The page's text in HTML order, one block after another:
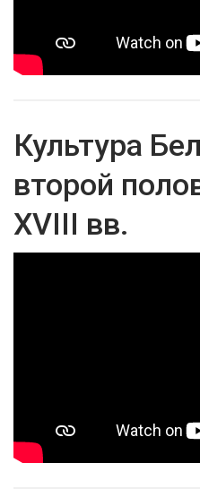
Культура
второй
XVIII вв.